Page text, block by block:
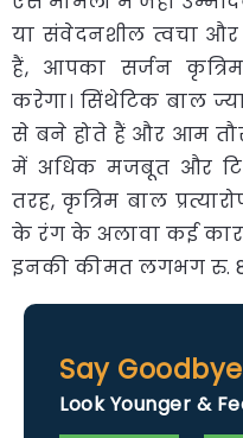
या संवेदनशील त्वचा और
हैं, आपका सर्जन
करेगा। सिंथेटिक बाल
से बने होते हैं और आम
में अधिक मजबूत और
तरह, कृत्रिम बाल
के रंग के अलावा कई
इनकी कीमत लगभग रु. 85
Say
Look Younger &